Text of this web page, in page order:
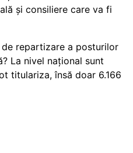
și consiliere care va fi
repartizare a posturilor
La nivel național sunt
titulariza, însă doar 6.166